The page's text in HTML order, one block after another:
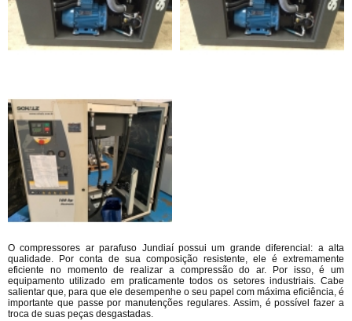
O compressores ar parafuso Jundiaí possui um grande diferencial: a alta
qualidade. Por conta de sua composição resistente, ele é extremamente
eficiente no momento de realizar a compressão do ar. Por isso, é um
equipamento utilizado em praticamente todos os setores industriais. Cabe
salientar que, para que ele desempenhe o seu papel com máxima eficiência, é
importante que passe por manutenções regulares. Assim, é possível fazer a
troca de suas peças desgastadas.